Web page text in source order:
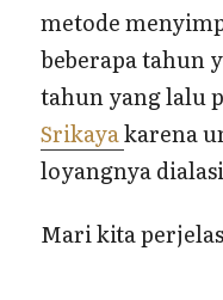
metode
beberapa tahun
tahun yang lalu
Srikayakarena
loyangnya
Mari kita